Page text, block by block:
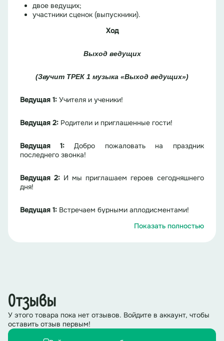
двое ведущих;
участники сценок (выпускники).
Ход
Выход ведущих
(Звучит ТРЕК 1 музыка «Выход ведущих»)
Ведущая 1: Учителя и ученики!
Ведущая 2: Родители и приглашенные гости!
Ведущая 1: Добро пожаловать на праздник
последнего звонка!
Ведущая 2: И мы приглашаем героев сегодняшнего
дня!
Ведущая 1: Встречаем бурными аплодисментами!
Ведущая 1:
празднику последнего звонка, объявляется открытой.
Показать полностью
Отзывы
У этого товара пока нет отзывов. Войдите в аккаунт, чтобы
оставить отзыв первым!